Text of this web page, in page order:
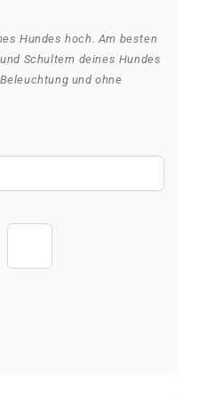
Hundes hoch. Am besten
Schultern deines Hundes
und ohne